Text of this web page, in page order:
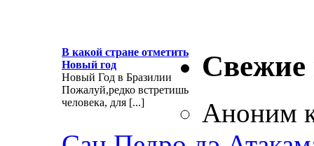
В какой стране отметить
Новый год
Новый Год в Бразилии
Пожалуй,редко встретишь
человека, для [...]
Свежие
Аноним